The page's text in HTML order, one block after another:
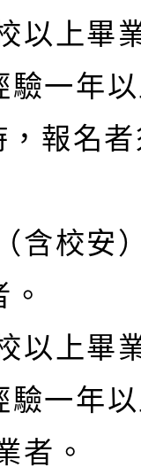
以上畢
驗一年
報名
含校安
以上畢
驗一年
者。